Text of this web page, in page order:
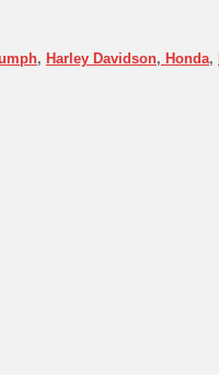
, Harley Davidson, Honda,